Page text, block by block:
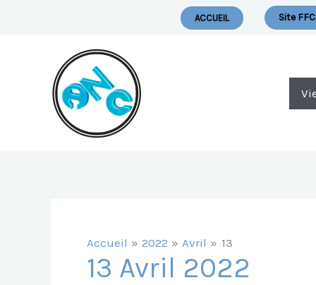
ACCUEIL Site
Accueil 2022 Avril 13
13 Avril 2022